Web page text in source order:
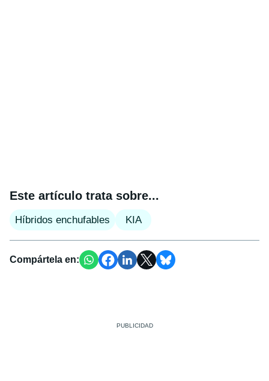
Este artículo trata sobre...
Híbridos enchufables KIA
Compártela en: